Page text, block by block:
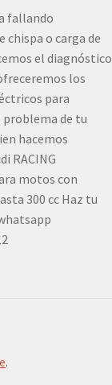
fallando
chispa o carga de
el diagnóstico
los
para
de tu
hacemos
RACING
motos con
300 cc Haz tu
.